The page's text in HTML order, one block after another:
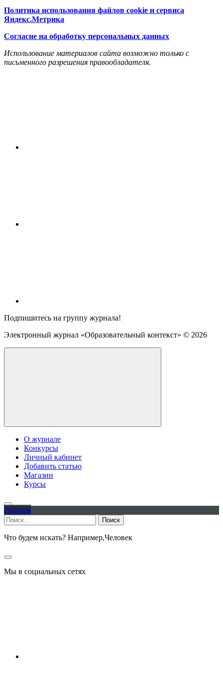
Политика использования файлов cookie и сервиса
Яндекс.Метрика
Согласие на обработку персональных данных
Использование материалов сайта возможно только с
письменного разрешения правообладателя.
Подпишитесь на группу журнала!
Электронный журнал «Образовательный контекст» © 2026
О журнале
Конкурсы
Личный кабинет
Добавить статью
Магазин
Курсы
Главная
Найти:
Что будем искать? Например,Человек
Мы в социальных сетях